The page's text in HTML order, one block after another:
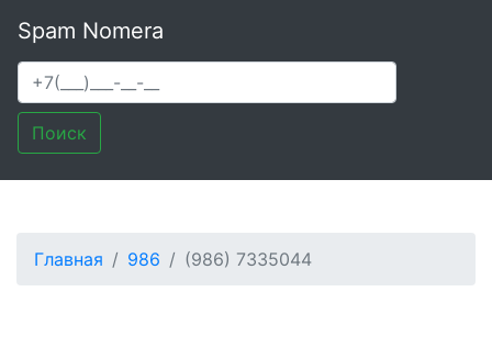
Spam Nomera
Поиск
Главная 986 (986) 7335044